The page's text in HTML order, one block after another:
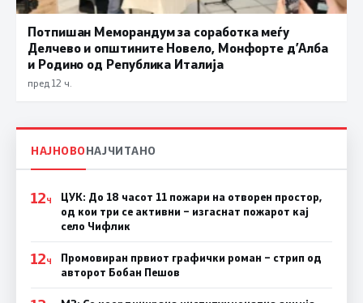
Потпишан Меморандум за соработка меѓу
Делчево и општините Новело, Монфорте д’Алба
и Родино од Република Италија
пред 12 ч.
НАЈНОВОНАЈЧИТАНО
12Ч
ЦУК: До 18 часот 11 пожари на отворен простор,
од кои три се активни – изгаснат пожарот кај
село Чифлик
12Ч
Промовиран првиот графички роман – стрип од
авторот Бобан Пешов